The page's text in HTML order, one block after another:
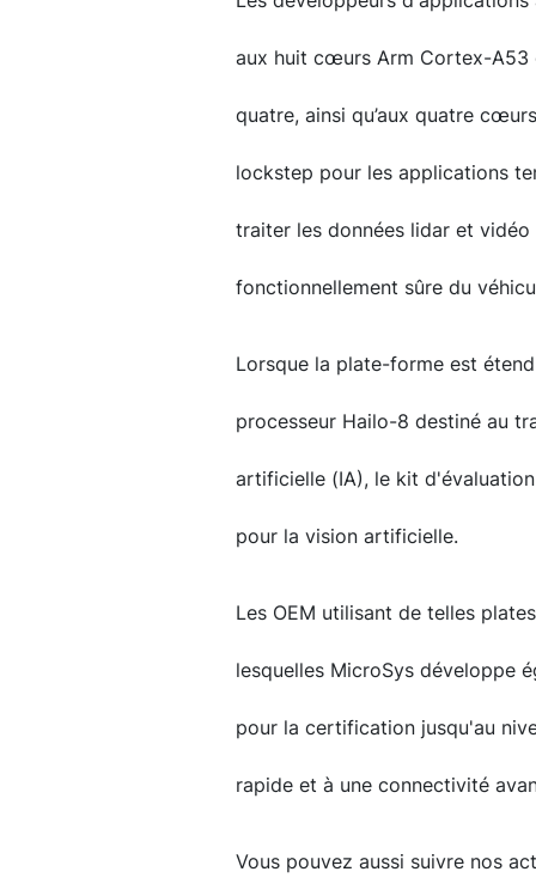
aux huit cœurs Arm Cortex-A53
quatre, ainsi qu’aux quatre
lockstep pour les applications
traiter les données lidar et
fonctionnellement sûre du
Lorsque la plate-forme est
processeur Hailo-8 destiné au
artificielle (IA), le kit
pour la vision artificielle.
Les OEM utilisant de telles
lesquelles MicroSys développe
pour la certification jusqu'au
rapide et à une connectivité
Vous pouvez aussi suivre nos